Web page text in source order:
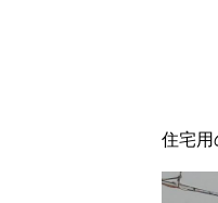
住宅用